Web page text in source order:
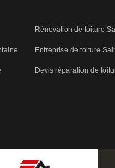
Rénovation de toiture
Entreprise de toiture
Devis réparation de